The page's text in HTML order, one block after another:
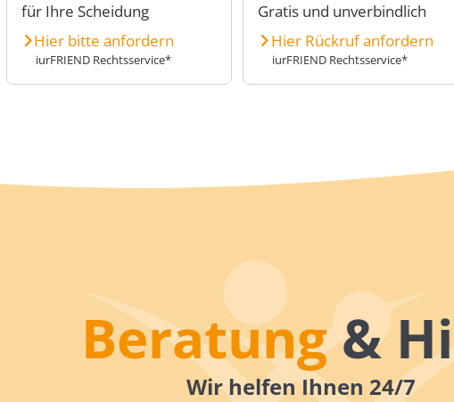
für Ihre Scheidung
Hier bitte anfordern
iurFRIEND Rechtsservice*
Gratis und unverbindlich
Hier Rückruf anfordern
iurFRIEND Rechtsservice*
Beratung&
Wir helfen Ihnen 24/7